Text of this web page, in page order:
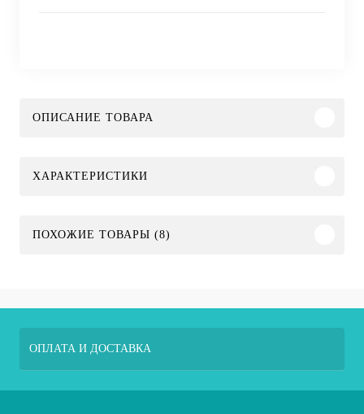
ОПИСАНИЕ ТОВАРА
ХАРАКТЕРИСТИКИ
ПОХОЖИЕ ТОВАРЫ (8)
ОПЛАТА И ДОСТАВКА